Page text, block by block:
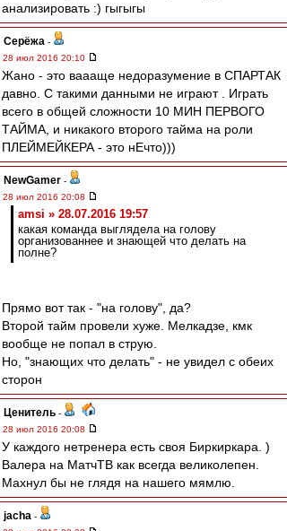
анализировать :) гыгыгы
Серёжа -
28 июл 2016 20:10
Жано - это ваааще недоразумение в СПАРТАК
давно. С такими данными не играют . Играть
всего в общей сложности 10 МИН ПЕРВОГО
ТАЙМА, и никакого второго тайма на роли
ПЛЕЙМЕЙКЕРА - это нЕчто)))
NewGamer -
28 июл 2016 20:08
amsi » 28.07.2016 19:57
какая команда выглядела на голову
организованнее и знающей что делать на
полне?
Прямо вот так - "на голову", да?
Второй тайм провели хуже. Мелкадзе, кмк
вообще не попал в струю.
Но, "знающих что делать" - не увидел с обеих
сторон
Ценитель -
28 июл 2016 20:08
У каждого нетренера есть своя Биркиркара. )
Валера на МатчТВ как всегда великолепен.
Махнул бы не глядя на нашего мямлю.
jacha -